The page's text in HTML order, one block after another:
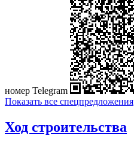
номер Telegram
Показать все спецпредложения
Ход строительства